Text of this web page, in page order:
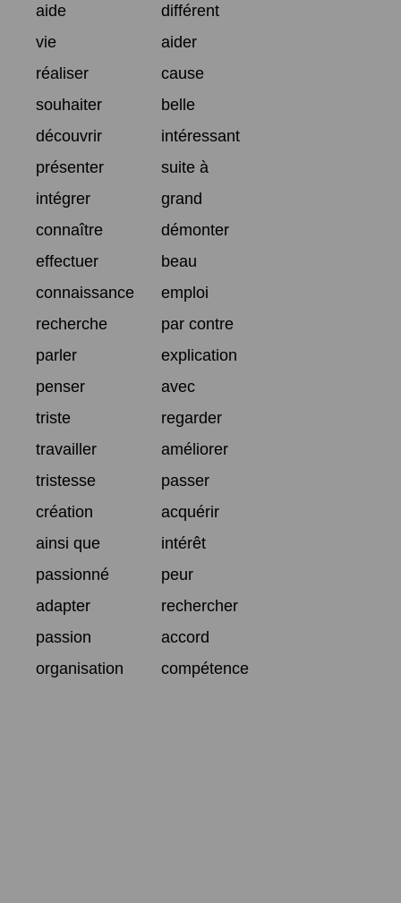
aide
différent
vie
aider
réaliser
cause
souhaiter
belle
découvrir
intéressant
présenter
suite à
intégrer
grand
connaître
démonter
effectuer
beau
connaissance
emploi
recherche
par contre
parler
explication
penser
avec
triste
regarder
travailler
améliorer
tristesse
passer
création
acquérir
ainsi que
intérêt
passionné
peur
adapter
rechercher
passion
accord
organisation
compétence